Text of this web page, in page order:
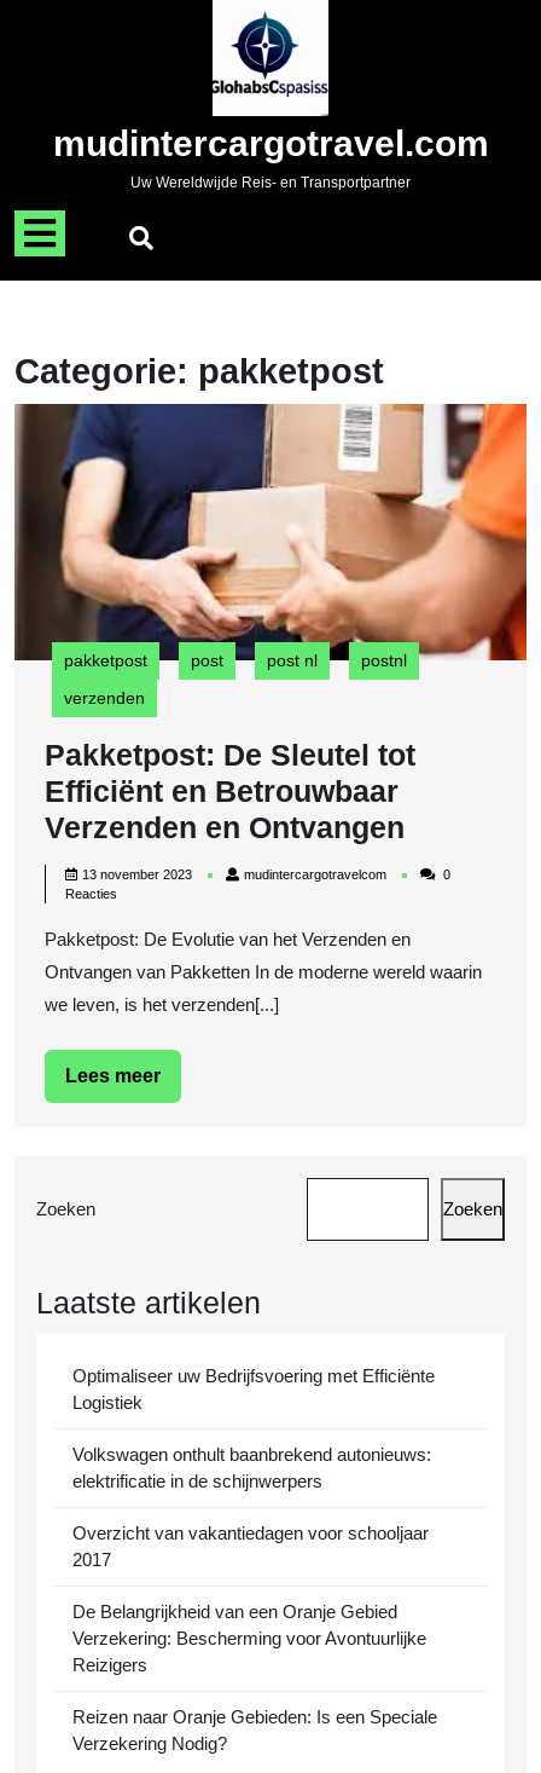
mudintercargotravel.com
Uw Wereldwijde Reis- en Transportpartner
Menu
openen
Categorie: pakketpost
pakketpost post post nl
postnl
verzenden
Pakketpost: De Sleutel tot
Efficiënt en Betrouwbaar
Verzenden en Ontvangen
De
tot
Efficiënt
13 november 202313
mudintercargotravelcommudintercargotravelcom
0
Reacties
Pakketpost: De Evolutie van het Verzenden en
Ontvangen van Pakketten In de moderne wereld waarin
we leven, is het verzenden[...]
Lees meerLees
meer
Zoeken Zoeken
Laatste artikelen
Optimaliseer uw Bedrijfsvoering met Efficiënte
Logistiek
Volkswagen onthult baanbrekend autonieuws:
elektrificatie in de schijnwerpers
Overzicht van vakantiedagen voor schooljaar
2017
De Belangrijkheid van een Oranje Gebied
Verzekering: Bescherming voor Avontuurlijke
Reizigers
Reizen naar Oranje Gebieden: Is een Speciale
Verzekering Nodig?